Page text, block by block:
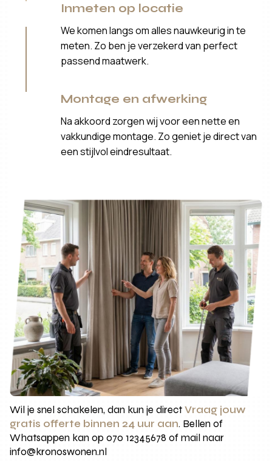
Inmeten op locatie
We komen langs om alles nauwkeurig in te
meten. Zo ben je verzekerd van perfect
passend maatwerk.
Montage en afwerking
Na akkoord zorgen wij voor een nette en
vakkundige montage. Zo geniet je direct van
een stijlvol eindresultaat.
Wil je snel schakelen, dan kun je directVraag jouw
gratis offerte binnen 24 uur aan. Bellen of
Whatsappen kan op 070 12345678 of mail naar
info@kronoswonen.nl